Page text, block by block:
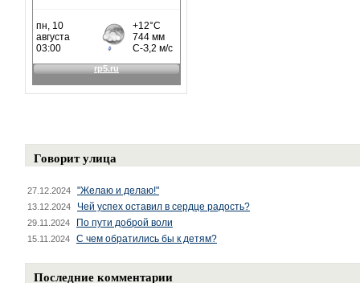
Говорит улица
27.12.2024 "Желаю и делаю!"
13.12.2024 Чей успех оставил в сердце радость?
29.11.2024 По пути доброй воли
15.11.2024 С чем обратились бы к детям?
Последние комментарии